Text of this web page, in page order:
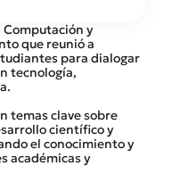
Computación y
que reunió a
para dialogar
tecnología,
temas clave sobre
científico y
el conocimiento y
académicas y